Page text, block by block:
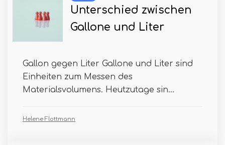
Unterschied zwischen
Gallone und Liter
Gallon gegen Liter Gallone und Liter sind
Einheiten zum Messen des
Materialsvolumens. Heutzutage sin...
Helene Flottmann